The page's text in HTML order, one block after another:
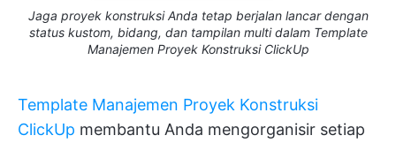
Jaga proyek konstruksi Anda tetap berjalan lancar dengan
status kustom, bidang, dan tampilan multi dalam Template
Manajemen Proyek Konstruksi ClickUp
Template Manajemen Proyek Konstruksi
ClickUp membantu Anda mengorganisir setiap